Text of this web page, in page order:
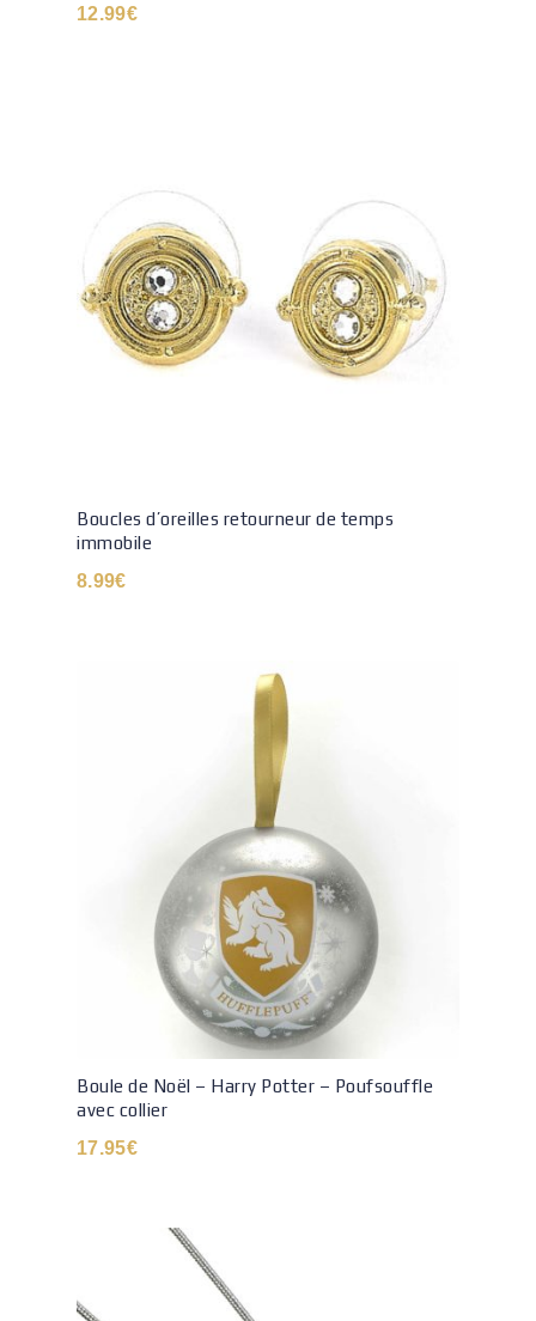
12.99€
Boucles d’oreilles retourneur de temps
immobile
8.99€
Boule de Noël – Harry Potter – Poufsouffle
avec collier
17.95€